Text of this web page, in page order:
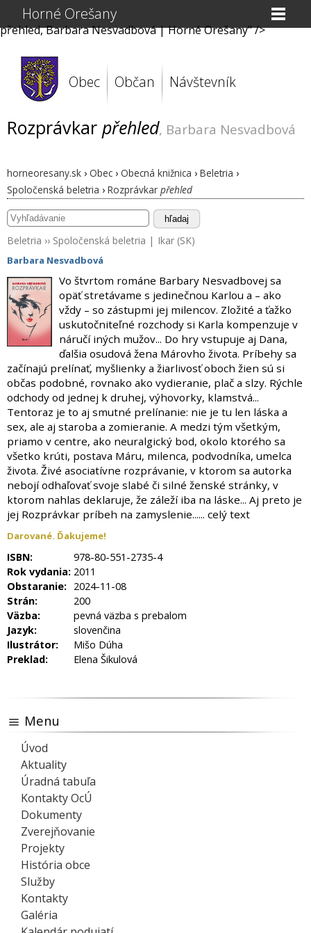
přehled, Barbara Nesvadbová | Horné Orešany" />
Horné Orešany
Obec Občan Návštevník
Rozprávkar přehled, Barbara Nesvadbová
horneoresany.sk › Obec › Obecná knižnica › Beletria ›
Spoločenská beletria › Rozprávkar přehled
hľadaj
Beletria ›› Spoločenská beletria | Ikar (SK)
Barbara Nesvadbová
Vo štvrtom románe Barbary Nesvadbovej sa
opäť stretávame s jedinečnou Karlou a – ako
vždy – so zástupmi jej milencov. Zložité a ťažko
uskutočniteľné rozchody si Karla kompenzuje v
náručí iných mužov... Do hry vstupuje aj Dana,
ďalšia osudová žena Márovho života. Príbehy sa
začínajú prelínať, myšlienky a žiarlivosť oboch žien sú si
občas podobné, rovnako ako vydieranie, plač a slzy. Rýchle
odchody od jednej k druhej, výhovorky, klamstvá...
Tentoraz je to aj smutné prelínanie: nie je tu len láska a
sex, ale aj staroba a zomieranie. A medzi tým všetkým,
priamo v centre, ako neuralgický bod, okolo ktorého sa
všetko krúti, postava Máru, milenca, podvodníka, umelca
života. Živé asociatívne rozprávanie, v ktorom sa autorka
nebojí odhaľovať svoje slabé či silné ženské stránky, v
ktorom nahlas deklaruje, že záleží iba na láske... Aj preto je
jej Rozprávkar príbeh na zamyslenie...... celý text
Darované. Ďakujeme!
ISBN:
978-80-551-2735-4
Rok vydania: 2011
Obstaranie: 2024-11-08
Strán:
200
Väzba:
pevná väzba s prebalom
Jazyk:
slovenčina
Ilustrátor:
Mišo Dúha
Preklad:
Elena Šikulová
Menu
Úvod
Aktuality
Úradná tabuľa
Kontakty OcÚ
Dokumenty
Zverejňovanie
Projekty
História obce
Služby
Kontakty
Galéria